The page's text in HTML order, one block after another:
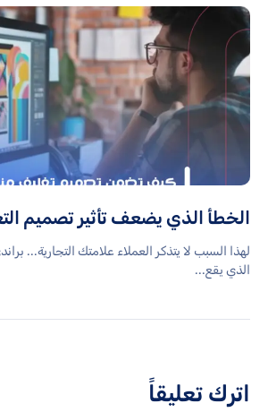
الخطأ الذي يضعف تأثير تصميم
لهذا السبب لا يتذكر العملاء علامتك التجارية...
الذي يقع...
اترك تعليقاً